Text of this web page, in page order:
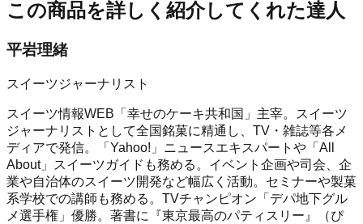
この商品を詳しく紹介してくれた達人
平岩理緒
スイーツジャーナリスト
スイーツ情報WEB「幸せのケーキ共和国」主宰。スイーツ
ジャーナリストとして全国銘菓に精通し、TV・雑誌等各メ
ディアで発信。「Yahoo!」ニュースエキスパートや「All
About」スイーツガイドも務める。イベント企画や司会、企
業や自治体のスイーツ開発など幅広く活動。セミナーや製菓
系学校での講師も務める。TVチャンピオン「デパ地下グル
メ選手権」優勝。著書に『東京最高のパティスリー』（ぴ